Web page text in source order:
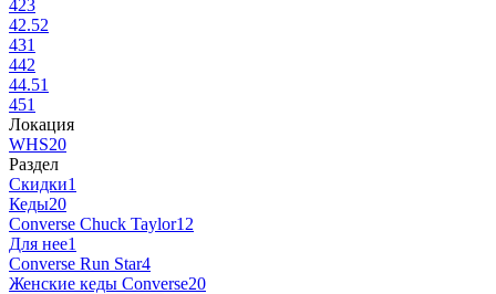
423
42.52
431
442
44.51
451
Локация
WHS20
Раздел
Скидки1
Кеды20
Converse Chuck Taylor12
Для нее1
Converse Run Star4
Женские кеды Converse20